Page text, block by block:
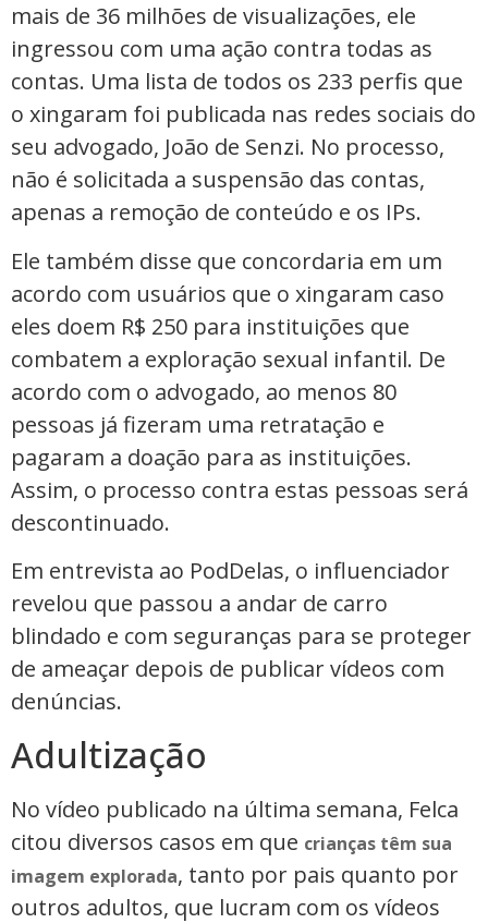
mais de 36 milhões de visualizações, ele
ingressou com uma ação contra todas as
contas. Uma lista de todos os 233 perfis que
o xingaram foi publicada nas redes sociais do
seu advogado, João de Senzi. No processo,
não é solicitada a suspensão das contas,
apenas a remoção de conteúdo e os IPs.
Ele também disse que concordaria em um
acordo com usuários que o xingaram caso
eles doem R$ 250 para instituições que
combatem a exploração sexual infantil. De
acordo com o advogado, ao menos 80
pessoas já fizeram uma retratação e
pagaram a doação para as instituições.
Assim, o processo contra estas pessoas será
descontinuado.
Em entrevista ao PodDelas, o influenciador
revelou que passou a andar de carro
blindado e com seguranças para se proteger
de ameaçar depois de publicar vídeos com
denúncias.
Adultização
No vídeo publicado na última semana, Felca
citou diversos casos em que crianças têm sua
imagem explorada, tanto por pais quanto por
outros adultos, que lucram com os vídeos